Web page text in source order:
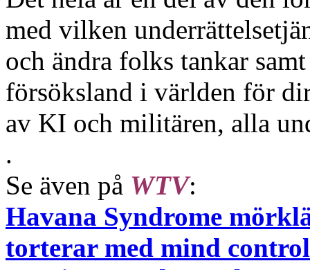
med vilken
och ändra folks tankar
försöksland i världen för
av KI och militären, alla
.
Se även på WTV:
Havana Syndrome
torterar med mind